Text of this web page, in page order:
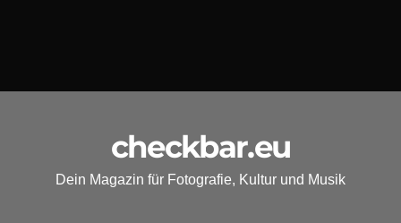
checkbar.eu
Dein Magazin für Fotografie, Kultur und Musik